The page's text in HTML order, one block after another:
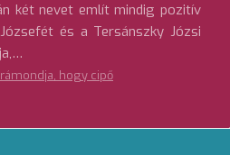
két nevet említ mindig pozitív
és a Tersánszky Józsi
hogy cipő